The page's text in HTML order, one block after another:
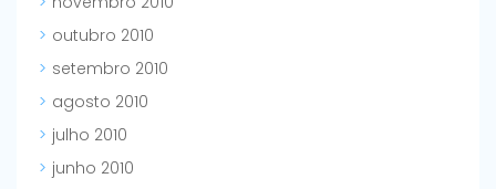
outubro 2010
setembro 2010
agosto 2010
julho 2010
junho 2010